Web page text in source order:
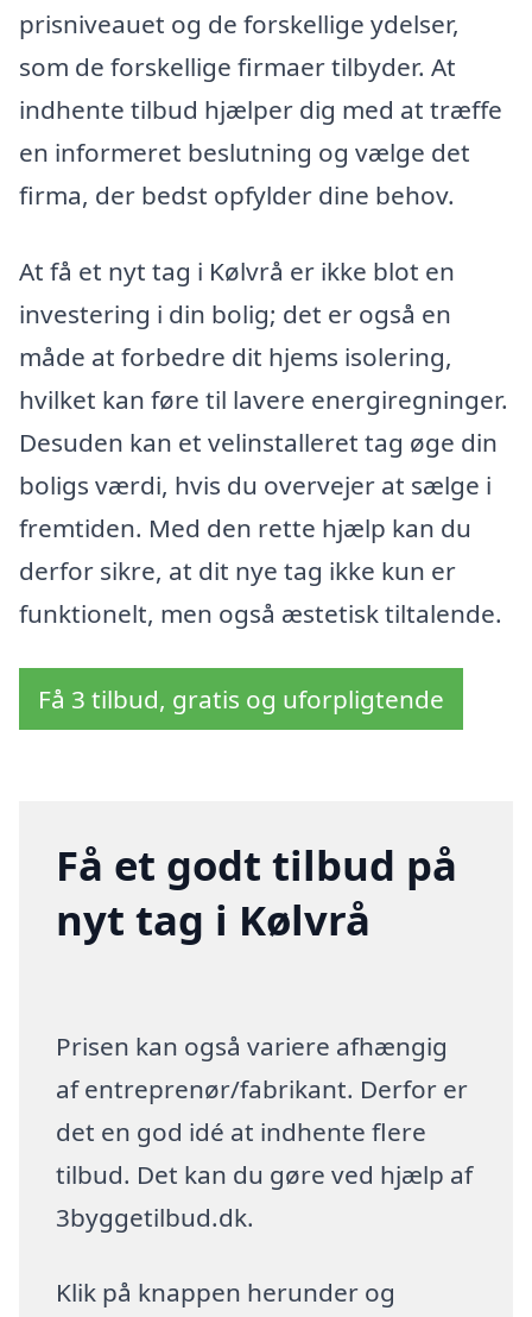
prisniveauet og de forskellige ydelser,
som de forskellige firmaer tilbyder. At
indhente tilbud hjælper dig med at træffe
en informeret beslutning og vælge det
firma, der bedst opfylder dine behov.
At få et nyt tag i Kølvrå er ikke blot en
investering i din bolig; det er også en
måde at forbedre dit hjems isolering,
hvilket kan føre til lavere energiregninger.
Desuden kan et velinstalleret tag øge din
boligs værdi, hvis du overvejer at sælge i
fremtiden. Med den rette hjælp kan du
derfor sikre, at dit nye tag ikke kun er
funktionelt, men også æstetisk tiltalende.
Få 3 tilbud, gratis og uforpligtende
Få et godt tilbud på
nyt tag i Kølvrå
Prisen kan også variere afhængig
af entreprenør/fabrikant. Derfor er
det en god idé at indhente flere
tilbud. Det kan du gøre ved hjælp af
3byggetilbud.dk.
Klik på knappen herunder og